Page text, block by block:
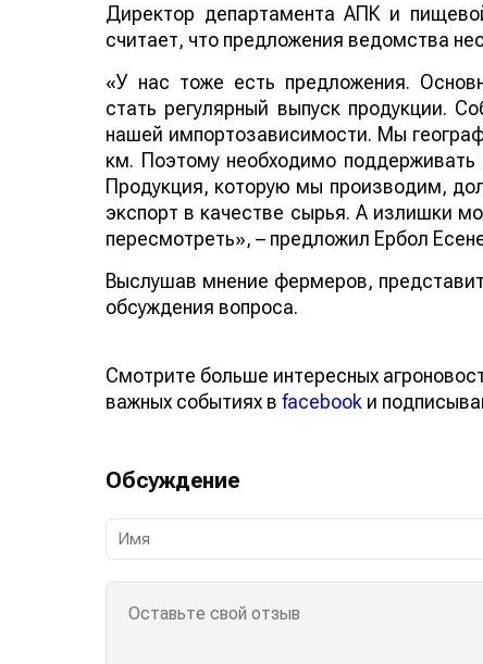
Директор департамента АПК и
считает, что предложения ведомства
«У нас тоже есть предложения.
стать регулярный выпуск продукции.
нашей импортозависимости. Мы
км. Поэтому необходимо поддерживать
Продукция, которую мы производим,
экспорт в качестве сырья. А излишки
пересмотреть», – предложил Ербол
Выслушав мнение фермеров,
обсуждения вопроса.
Смотрите больше интересных
важных событиях в facebook и
Обсуждение